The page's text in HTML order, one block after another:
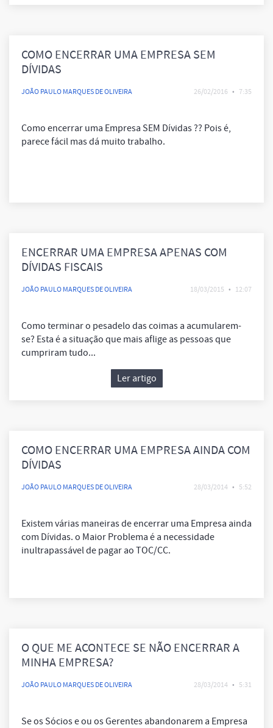
COMO ENCERRAR UMA EMPRESA SEM
DÍVIDAS
JOÃO PAULO MARQUES DE OLIVEIRA 26/02/2016 • 7:35
Como encerrar uma Empresa SEM Dívidas ?? Pois é,
parece fácil mas dá muito trabalho.
ENCERRAR UMA EMPRESA APENAS COM
DÍVIDAS FISCAIS
JOÃO PAULO MARQUES DE OLIVEIRA 18/03/2015 • 12:07
Como terminar o pesadelo das coimas a acumularem-
se? Esta é a situação que mais aflige as pessoas que
cumpriram tudo...
Ler artigo
COMO ENCERRAR UMA EMPRESA AINDA COM
DÍVIDAS
JOÃO PAULO MARQUES DE OLIVEIRA 28/03/2014 • 5:52
Existem várias maneiras de encerrar uma Empresa ainda
com Dívidas. o Maior Problema é a necessidade
inultrapassável de pagar ao TOC/CC.
O QUE ME ACONTECE SE NÃO ENCERRAR A
MINHA EMPRESA?
JOÃO PAULO MARQUES DE OLIVEIRA 28/03/2014 • 5:31
Se os Sócios e ou os Gerentes abandonarem a Empresa